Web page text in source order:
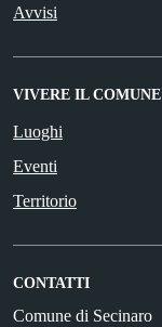
Avvisi
VIVERE IL COMUNE
Luoghi
Eventi
Territorio
CONTATTI
Comune di Secinaro